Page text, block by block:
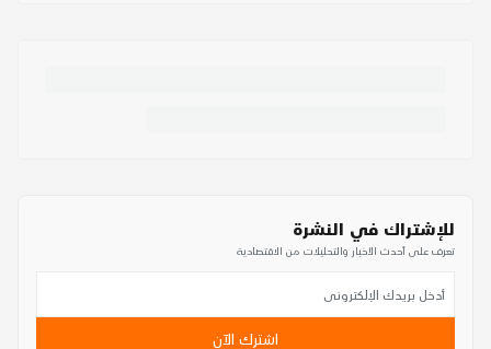
للإشتراك في النشرة
تعرف على أحدث الأخبار والتحليلات من الاقتصادية
اشترك الآن